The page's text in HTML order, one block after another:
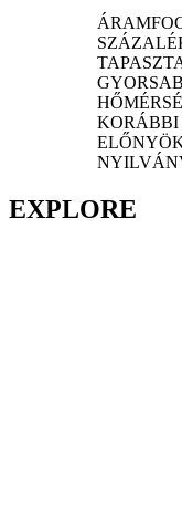
KORÁBBI
EXPLORE